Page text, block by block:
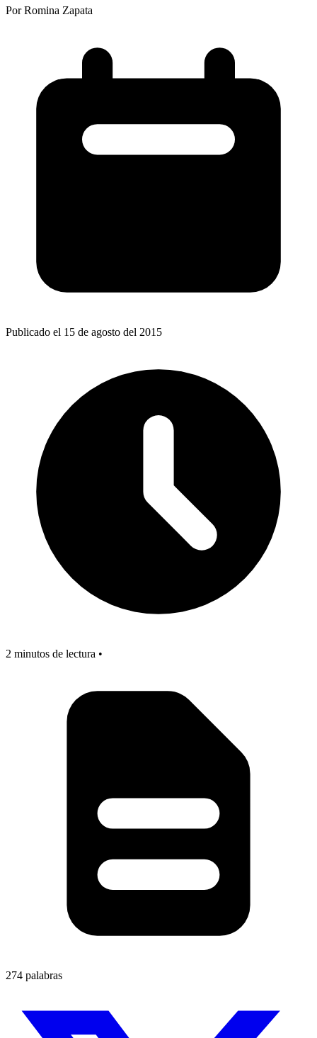
Por Romina Zapata
Publicado el 15 de agosto del 2015
2 minutos de lectura •
274 palabras